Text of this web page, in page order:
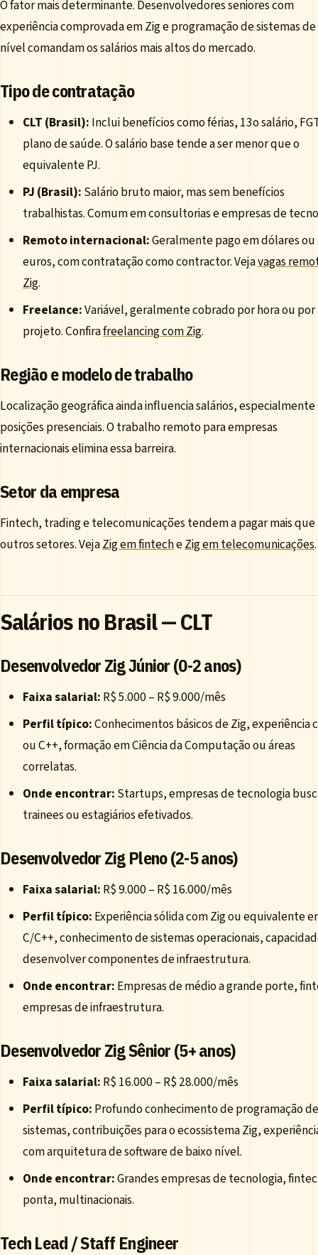
O fator mais determinante. Desenvolvedores seniores com
experiência comprovada em Zig e programação de sistemas
nível comandam os salários mais altos do mercado.
Tipo de contratação
CLT (Brasil): Inclui benefícios como férias, 13o salário,
plano de saúde. O salário base tende a ser menor que o
equivalente PJ.
PJ (Brasil): Salário bruto maior, mas sem benefícios
trabalhistas. Comum em consultorias e empresas de
Remoto internacional:Geralmente pago em dólares ou
euros, com contratação como contractor. Vejavagas
Zig.
Freelance:Variável, geralmente cobrado por hora ou por
projeto. Confirafreelancing com Zig.
Região e modelo de trabalho
Localização geográfica ainda influencia salários,
posições presenciais. O trabalho remoto para empresas
internacionais elimina essa barreira.
Setor da empresa
Fintech, trading e telecomunicações tendem a pagar mais que
outros setores. VejaZig em fintecheZig em telecomunicações.
Salários no Brasil — CLT
Desenvolvedor Zig Júnior (0-2 anos)
Faixa salarial: R$ 5.000 – R$ 9.000/mês
Perfil típico:Conhecimentos básicos de Zig, experiência
ou C++, formação em Ciência da Computação ou áreas
correlatas.
Onde encontrar: Startups, empresas de tecnologia
trainees ou estagiários efetivados.
Desenvolvedor Zig Pleno (2-5 anos)
Faixa salarial: R$ 9.000 – R$ 16.000/mês
Perfil típico: Experiência sólida com Zig ou equivalente
C/C++, conhecimento de sistemas operacionais,
desenvolver componentes de infraestrutura.
Onde encontrar: Empresas de médio a grande porte,
empresas de infraestrutura.
Desenvolvedor Zig Sênior (5+ anos)
Faixa salarial: R$ 16.000 – R$ 28.000/mês
Perfil típico: Profundo conhecimento de programação de
sistemas, contribuições para o ecossistema Zig,
com arquitetura de software de baixo nível.
Onde encontrar:Grandes empresas de tecnologia,
ponta, multinacionais.
Tech Lead / Staff Engineer